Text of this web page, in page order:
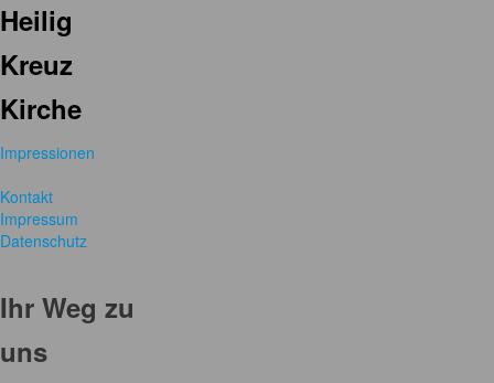
Heilig
Kreuz
Kirche
Impressionen
Kontakt
Impressum
Datenschutz
Ihr Weg zu
uns